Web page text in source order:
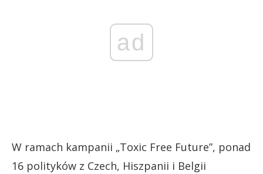
ad
W ramach kampanii „Toxic Free Future”, ponad
16 polityków z Czech, Hiszpanii i Belgii